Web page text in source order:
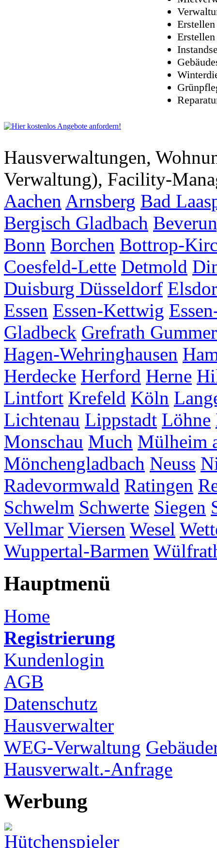
Hausverwaltungen,
Verwaltung), Facility-
Aachen Arnsberg Bad
Bergisch Gladbach
Bonn Borchen Bottrop-
Coesfeld-Lette Detmold
Duisburg Düsseldorf
Essen Essen-Kettwig
Gladbeck Grefrath
Hagen-Wehringhausen
Herdecke Herford Herne
Lintfort Krefeld Köln
Lichtenau Lippstadt Löhne
Monschau Much Mülheim
Mönchengladbach Neuss
Radevormwald Ratingen
Schwelm Schwerte Siegen
Vellmar Viersen Wesel
Wuppertal-Barmen
Hauptmenü
Home
Registrierung
Kundenlogin
AGB
Datenschutz
Hausverwalter
WEG-Verwaltung
Hausverwalt.-Anfrage
Werbung